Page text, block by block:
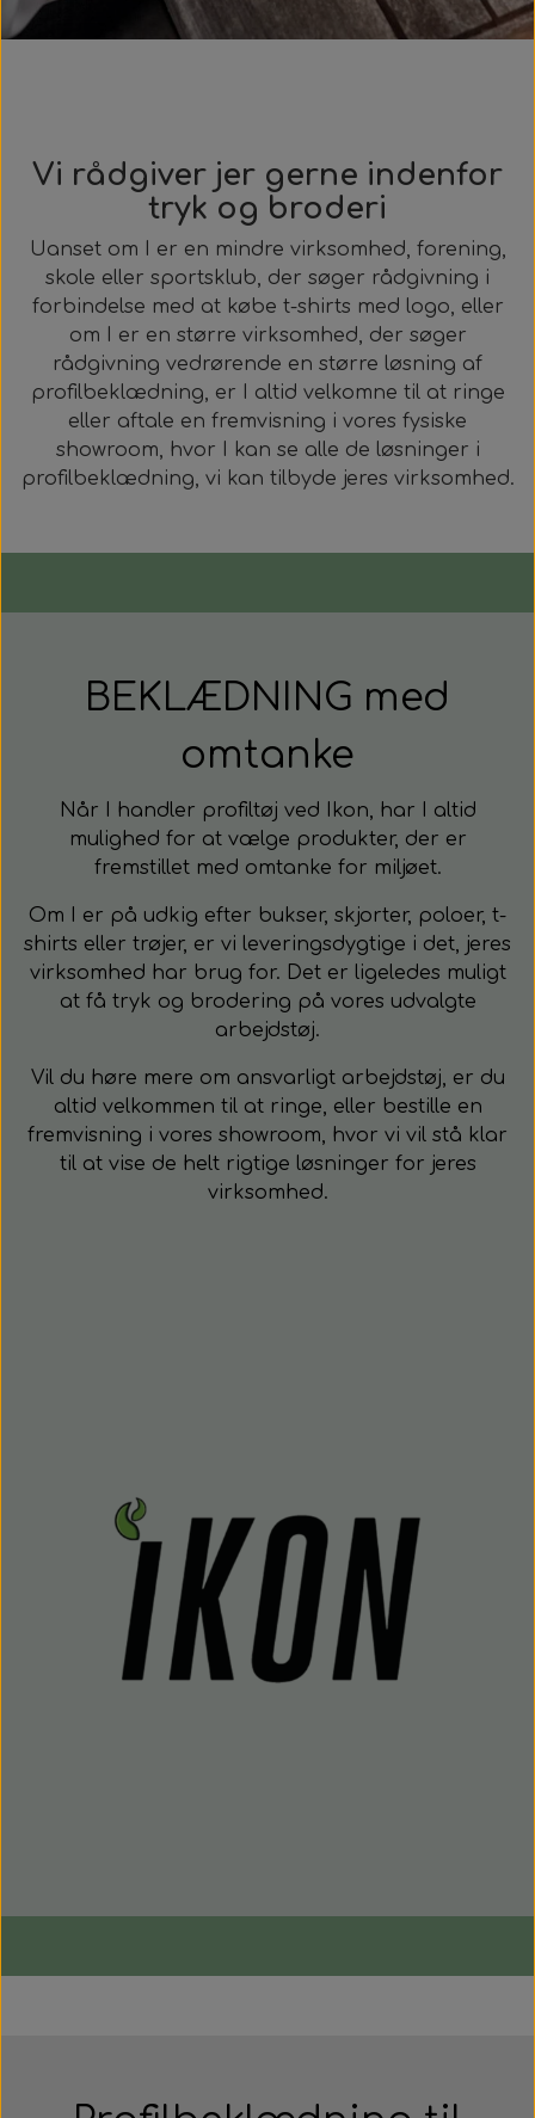
Vi rådgiver jer gerne indenfor
tryk og broderi
Uanset om I er en mindre virksomhed, forening,
skole eller sportsklub, der søger rådgivning i
forbindelse med at købe t-shirts med logo, eller
om I er en større virksomhed, der søger
rådgivning vedrørende en større løsning af
profilbeklædning, er I altid velkomne til at ringe
eller aftale en fremvisning i vores fysiske
showroom, hvor I kan se alle de løsninger i
profilbeklædning, vi kan tilbyde jeres virksomhed.
BEKLÆDNING med
omtanke
Når I handler profiltøj ved Ikon, har I altid
mulighed for at vælge produkter, der er
fremstillet med omtanke for miljøet.
Om I er på udkig efter bukser, skjorter, poloer, t-
shirts eller trøjer, er vi leveringsdygtige i det, jeres
virksomhed har brug for. Det er ligeledes muligt
at få tryk og brodering på vores udvalgte
arbejdstøj.
Vil du høre mere om ansvarligt arbejdstøj, er du
altid velkommen til at ringe, eller bestille en
fremvisning i vores showroom, hvor vi vil stå klar
til at vise de helt rigtige løsninger for jeres
virksomhed.